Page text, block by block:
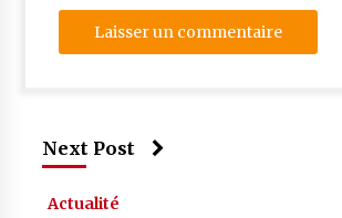
Next Post
Actualité